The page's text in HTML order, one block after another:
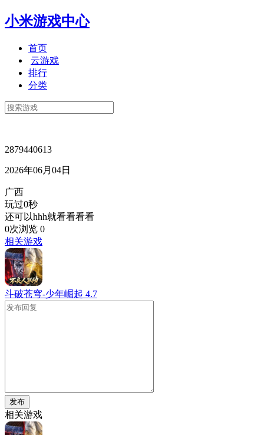
小米游戏中心
首页
云游戏
排行
分类
2879440613
2026年06月04日
广西
玩过0秒
还可以hhh就看看看看
0次浏览 0
相关游戏
斗破苍穹-少年崛起 4.7
发布
相关游戏